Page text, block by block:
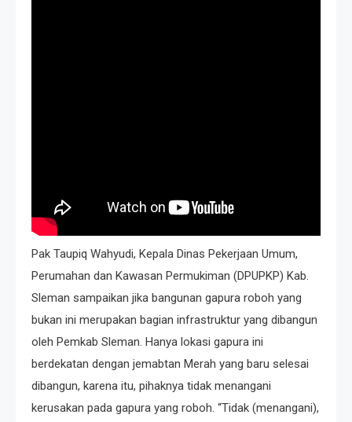
Pak Taupiq Wahyudi, Kepala Dinas Pekerjaan Umum,
Perumahan dan Kawasan Permukiman (DPUPKP) Kab.
Sleman sampaikan jika bangunan gapura roboh yang
bukan ini merupakan bagian infrastruktur yang dibangun
oleh Pemkab Sleman. Hanya lokasi gapura ini
berdekatan dengan jemabtan Merah yang baru selesai
dibangun, karena itu, pihaknya tidak menangani
kerusakan pada gapura yang roboh. “Tidak (menangani),